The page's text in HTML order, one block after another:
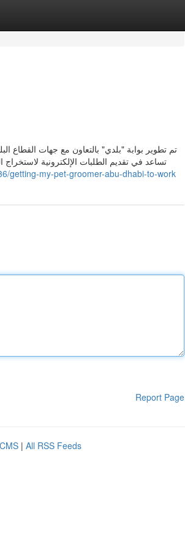
تم تطوير بوابة "بلدي" بالتعاون مع جهات القطاع
تساعد في تقديم الطلبات الإلكترونية
getting-my-pet-groomer-abu-dhabi-to-work
Report Page
| All RSS Feeds